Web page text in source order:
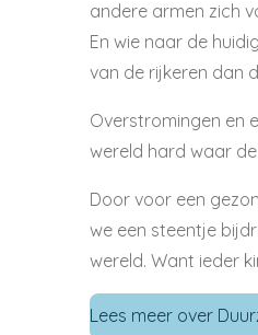
andere armen zich
En wie naar de
van de rijkeren dan
Overstromingen en
wereld hard waar
Door voor een
we een steentje
wereld. Want ieder
Lees meer over